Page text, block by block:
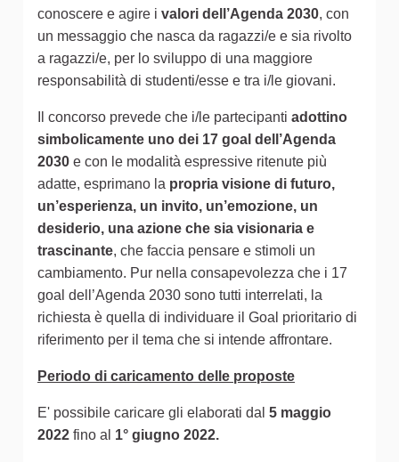
conoscere e agire i valori dell’Agenda 2030, con
un messaggio che nasca da ragazzi/e e sia rivolto
a ragazzi/e, per lo sviluppo di una maggiore
responsabilità di studenti/esse e tra i/le giovani.
Il concorso prevede che i/le partecipanti adottino
simbolicamente uno dei 17 goal dell’Agenda
2030 e con le modalità espressive ritenute più
adatte, esprimano la propria visione di futuro,
un’esperienza, un invito, un’emozione, un
desiderio, una azione che sia visionaria e
trascinante, che faccia pensare e stimoli un
cambiamento. Pur nella consapevolezza che i 17
goal dell’Agenda 2030 sono tutti interrelati, la
richiesta è quella di individuare il Goal prioritario di
riferimento per il tema che si intende affrontare.
Periodo di caricamento delle proposte
E' possibile caricare gli elaborati dal 5 maggio
2022 fino al 1° giugno 2022.